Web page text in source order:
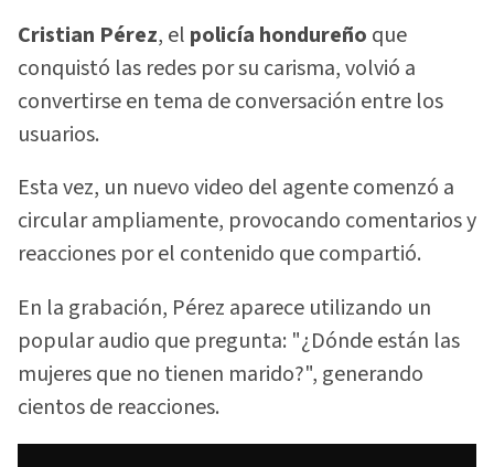
Cristian Pérez, el policía hondureño que
conquistó las redes por su carisma, volvió a
convertirse en tema de conversación entre los
usuarios.
Esta vez, un nuevo video del agente comenzó a
circular ampliamente, provocando comentarios y
reacciones por el contenido que compartió.
En la grabación, Pérez aparece utilizando un
popular audio que pregunta: "¿Dónde están las
mujeres que no tienen marido?", generando
cientos de reacciones.